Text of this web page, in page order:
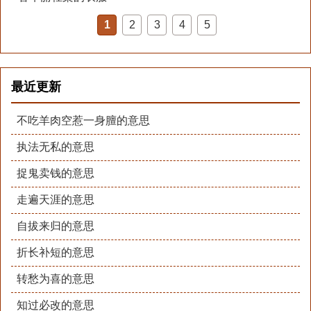
1 2 3 4 5
最近更新
不吃羊肉空惹一身膻的意思
执法无私的意思
捉鬼卖钱的意思
走遍天涯的意思
自拔来归的意思
折长补短的意思
转愁为喜的意思
知过必改的意思